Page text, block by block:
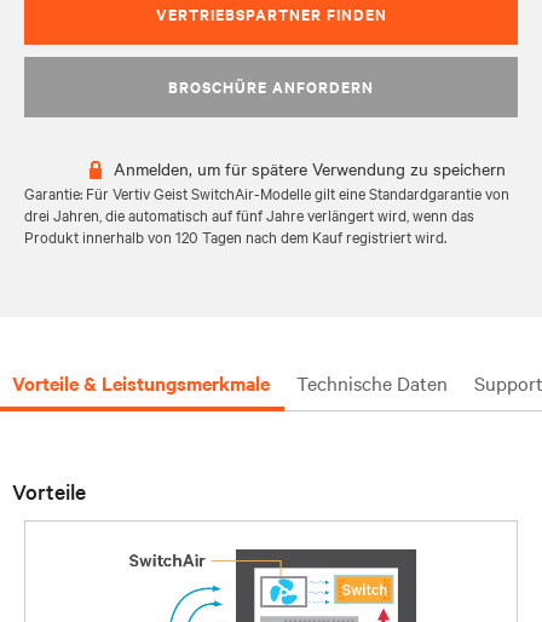
VERTRIEBSPARTNER FINDEN
BROSCHÜRE ANFORDERN
Anmelden, um für spätere Verwendung zu speichern
Garantie: Für Vertiv Geist SwitchAir-Modelle gilt eine Standardgarantie von
drei Jahren, die automatisch auf fünf Jahre verlängert wird, wenn das
Produkt innerhalb von 120 Tagen nach dem Kauf registriert wird.
Vorteile & Leistungsmerkmale Technische Daten Support
Vorteile